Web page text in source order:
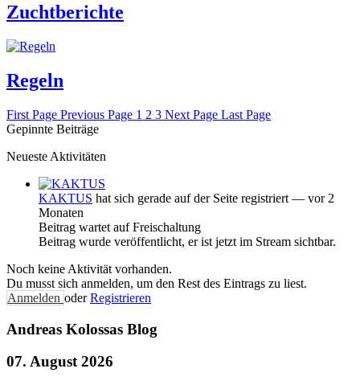
Zuchtberichte
Regeln
First Page Previous Page 1 2 3 Next Page Last Page
Gepinnte Beiträge
Neueste Aktivitäten
KAKTUS hat sich gerade auf der Seite registriert — vor 2
Monaten
Beitrag wartet auf Freischaltung
Beitrag wurde veröffentlicht, er ist jetzt im Stream sichtbar.
Noch keine Aktivität vorhanden.
Du musst sich anmelden, um den Rest des Eintrags zu liest.
Anmelden oderRegistrieren
Andreas Kolossas Blog
07. August 2026